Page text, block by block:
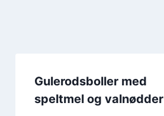
Gulerodsboller med
speltmel og valnødder